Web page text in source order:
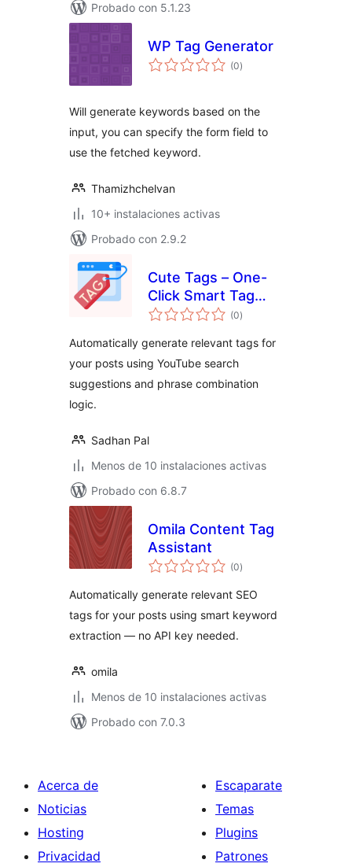
Probado con 5.1.23
WP Tag Generator
(0total
de
)
Will generate keywords based on the
input, you can specify the form field to
use the fetched keyword.
Thamizhchelvan
10+ instalaciones activas
Probado con 2.9.2
Cute Tags – One-
Click Smart Tag
Generator
(0total
de
)
Automatically generate relevant tags for
your posts using YouTube search
suggestions and phrase combination
logic.
Sadhan Pal
Menos de 10 instalaciones activas
Probado con 6.8.7
Omila Content Tag
Assistant
(0total
de
)
Automatically generate relevant SEO
tags for your posts using smart keyword
extraction — no API key needed.
omila
Menos de 10 instalaciones activas
Probado con 7.0.3
Acerca de
Noticias
Hosting
Privacidad
Escaparate
Temas
Plugins
Patrones